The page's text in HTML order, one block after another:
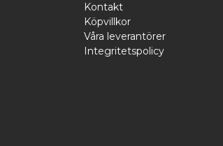
Kontakt
Köpvillkor
Våra leverantörer
Integritetspolicy